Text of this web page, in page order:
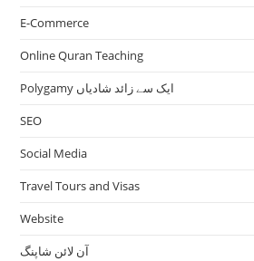
E-Commerce
Online Quran Teaching
Polygamy ایک سے زائد شادیاں
SEO
Social Media
Travel Tours and Visas
Website
آن لائن شاپنگ